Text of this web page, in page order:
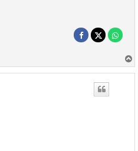
a